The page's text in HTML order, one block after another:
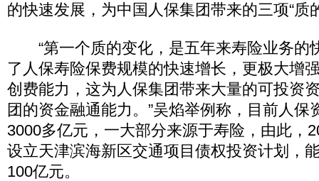
的快速发展，为中国人保集团带来的三项“质
“第一个质的变化，是五年来寿险业务的
了人保寿险保费规模的快速增长，更极大增
创费能力，这为人保集团带来大量的可投资
团的资金融通能力。”吴焰举例称，目前人保
3000多亿元，一大部分来源于寿险，由此，
设立天津滨海新区交通项目债权投资计划，
100亿元。